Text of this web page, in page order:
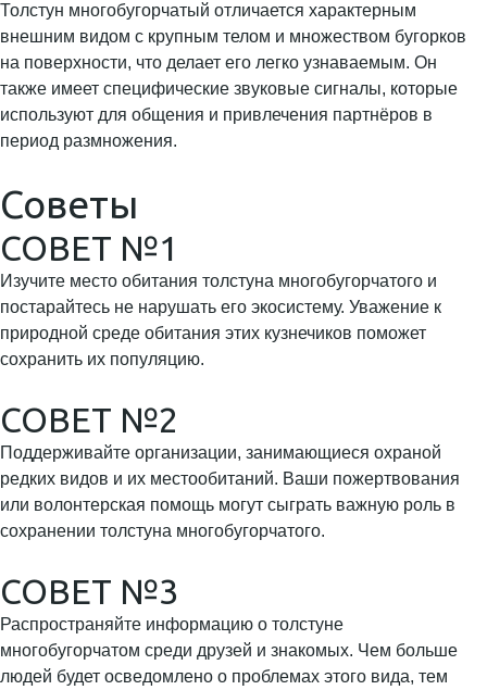
Толстун многобугорчатый отличается характерным
внешним видом с крупным телом и множеством бугорков
на поверхности, что делает его легко узнаваемым. Он
также имеет специфические звуковые сигналы, которые
используют для общения и привлечения партнёров в
период размножения.
Советы
СОВЕТ №1
Изучите место обитания толстуна многобугорчатого и
постарайтесь не нарушать его экосистему. Уважение к
природной среде обитания этих кузнечиков поможет
сохранить их популяцию.
СОВЕТ №2
Поддерживайте организации, занимающиеся охраной
редких видов и их местообитаний. Ваши пожертвования
или волонтерская помощь могут сыграть важную роль в
сохранении толстуна многобугорчатого.
СОВЕТ №3
Распространяйте информацию о толстуне
многобугорчатом среди друзей и знакомых. Чем больше
людей будет осведомлено о проблемах этого вида, тем